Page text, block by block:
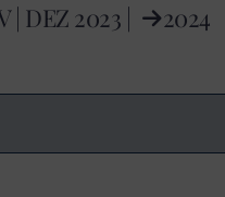
| DEZ 2023 | 2024